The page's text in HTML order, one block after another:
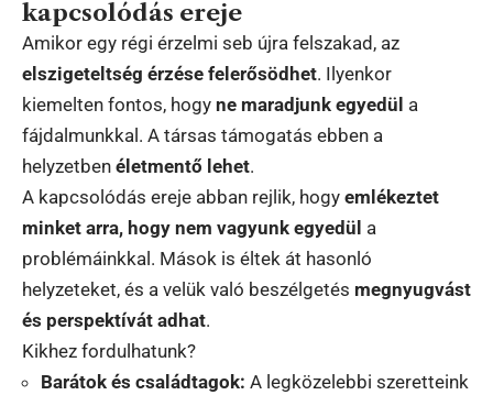
kapcsolódás ereje
Amikor egy régi érzelmi seb újra felszakad, az
elszigeteltség érzése felerősödhet. Ilyenkor
kiemelten fontos, hogy ne maradjunk egyedül a
fájdalmunkkal. A társas támogatás ebben a
helyzetben életmentő lehet.
A kapcsolódás ereje abban rejlik, hogy emlékeztet
minket arra, hogy nem vagyunk egyedül a
problémáinkkal. Mások is éltek át hasonló
helyzeteket, és a velük való beszélgetés megnyugvást
és perspektívát adhat.
Kikhez fordulhatunk?
Barátok és családtagok: A legközelebbi szeretteink